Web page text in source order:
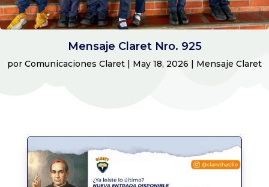
Mensaje Claret Nro. 925
por Comunicaciones Claret | May 18, 2026 | Mensaje Claret